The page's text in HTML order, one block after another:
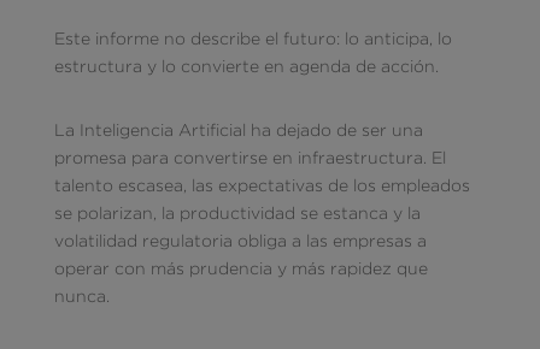
Este informe no describe el futuro: lo anticipa, lo
estructura y lo convierte en agenda de acción.
La Inteligencia Artificial ha dejado de ser una
promesa para convertirse en infraestructura. El
talento escasea, las expectativas de los empleados
se polarizan, la productividad se estanca y la
volatilidad regulatoria obliga a las empresas a
operar con más prudencia y más rapidez que
nunca.